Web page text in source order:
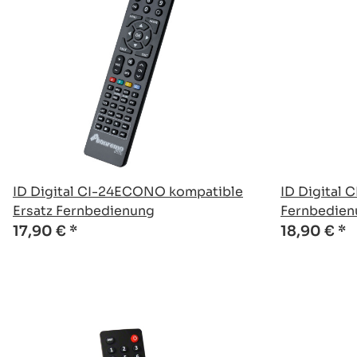
ID Digital CI-24ECONO kompatible
Ersatz Fernbedienung
17,90 € *
ID Digital
18,90 € *